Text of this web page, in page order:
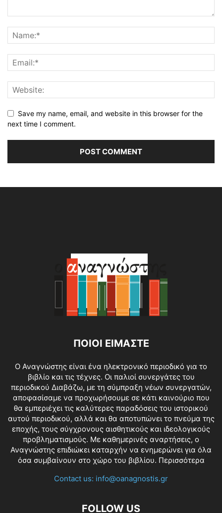
Save my name, email, and website in this browser for the
next time I comment.
ΠΟΙΟΙ ΕΙΜΑΣΤΕ
O Αναγνώστης είναι ένα ηλεκτρονικό περιοδικό για το
βιβλίο και τις τέχνες. Οι παλιοί συνεργάτες του
περιοδικού Διαβάζω, με τη σύμπραξη νέων συνεργατών,
αποφασίσαμε να προχωρήσουμε σε κάτι καινούριο που
θα εμπεριέχει τις καλύτερες παραδόσεις του ιστορικού
αυτού περιοδικού, αλλά και θα αποτυπώνει το πνεύμα της
εποχής, τους σύγχρονους αισθητικούς και ιδεολογικούς
προβληματισμούς. Με καθημερινές αναρτήσεις, ο
Αναγνώστης επιδιώκει καταρχήν να ενημερώνει για όλα
όσα συμβαίνουν στο χώρο του βιβλίου. Περισσότερα
Contact us: info@oanagnostis.gr
FOLLOW US